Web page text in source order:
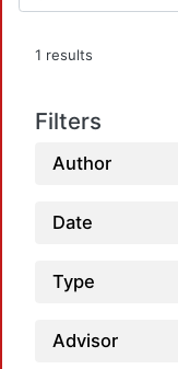
1 results
Filters
Author
Date
Type
Advisor